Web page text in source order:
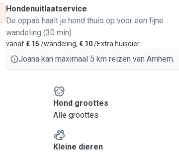
Hondenuitlaatservice
De oppas haalt je hond thuis op voor een fijne
wandeling (30 min)
vanaf€ 15 /wandeling, € 10/Extra huisdier
Joana kan maximaal 5 km reizen van Arnhem.
Hond groottes
Alle groottes
Kleine dieren